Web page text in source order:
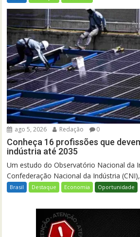
ago 5, 2026 Redação 0
Conheça 16 profissões que
indústria até 2035
Um estudo do Observatório Nacional da
Confederação Nacional da Indústria
Brasil Destaque Economia Oportunidade